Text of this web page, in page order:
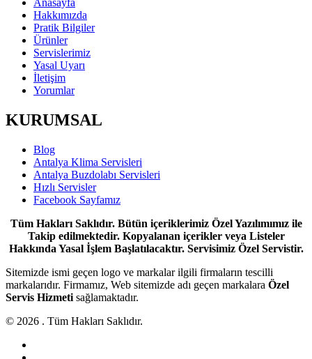
Anasayfa
Hakkımızda
Pratik Bilgiler
Ürünler
Servislerimiz
Yasal Uyarı
İletişim
Yorumlar
KURUMSAL
Blog
Antalya Klima Servisleri
Antalya Buzdolabı Servisleri
Hızlı Servisler
Facebook Sayfamız
Tüm Hakları Saklıdır. Bütün içeriklerimiz Özel Yazılımımız ile
Takip edilmektedir. Kopyalanan içerikler veya Listeler
Hakkında Yasal İşlem Başlatılacaktır. Servisimiz Özel Servistir.
Sitemizde ismi geçen logo ve markalar ilgili firmaların tescilli
markalarıdır. Firmamız, Web sitemizde adı geçen markalara Özel
Servis Hizmeti sağlamaktadır.
© 2026 . Tüm Hakları Saklıdır.